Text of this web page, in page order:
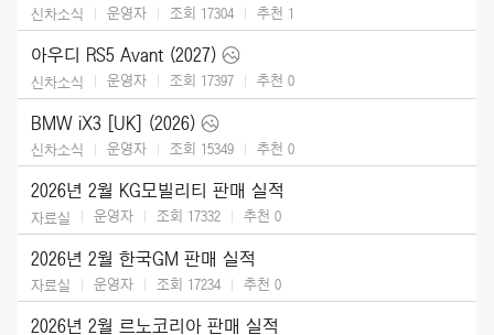
신차소식 운영자 조회 17304 추천 1
아우디 RS5 Avant (2027)
신차소식 운영자 조회 17397 추천 0
BMW iX3 [UK] (2026)
신차소식 운영자 조회 15349 추천 0
2026년 2월 KG모빌리티 판매 실적
자료실 운영자 조회 17332 추천 0
2026년 2월 한국GM 판매 실적
자료실 운영자 조회 17234 추천 0
2026년 2월 르노코리아 판매 실적